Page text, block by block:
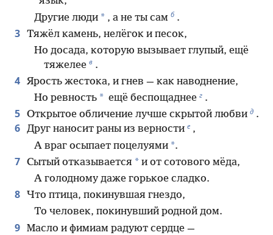
Другие люди * , а не ты сам б .
3 Тяжёл камень, нелёгок и песок,
Но досада, которую вызывает глупый, ещё
тяжелее в .
4 Ярость жестока, и гнев — как наводнение,
Но ревность * ещё беспощаднее г .
5 Открытое обличение лучше скрытой любви д .
6 Друг наносит раны из верности е ,
А враг осыпает поцелуями *.
7 Сытый отказывается * и от сотового мёда,
А голодному даже горькое сладко.
8
Что птица, покинувшая гнездо,
То человек, покинувший родной дом.
9 Масло и фимиам радуют сердце —